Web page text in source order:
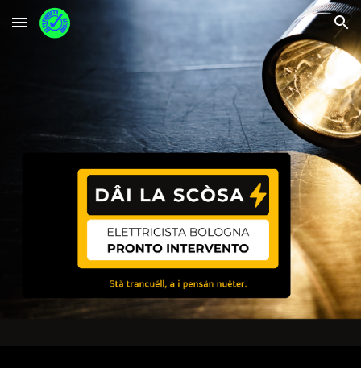
Skip to main content Skip to navigation